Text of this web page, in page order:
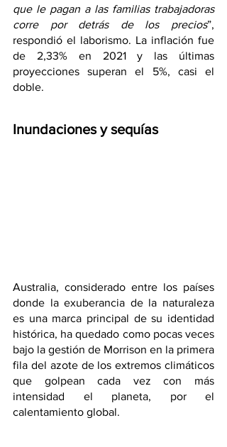
que le pagan a las familias trabajadoras
corre por detrás de los precios”,
respondió el laborismo. La inflación fue
de 2,33% en 2021 y las últimas
proyecciones superan el 5%, casi el
doble.
Inundaciones y sequías
Australia, considerado entre los países
donde la exuberancia de la naturaleza
es una marca principal de su identidad
histórica, ha quedado como pocas veces
bajo la gestión de Morrison en la primera
fila del azote de los extremos climáticos
que golpean cada vez con más
intensidad el planeta, por el
calentamiento global.